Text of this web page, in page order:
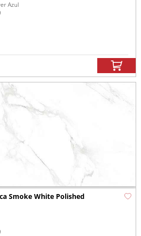
Azul
Smoke White Polished